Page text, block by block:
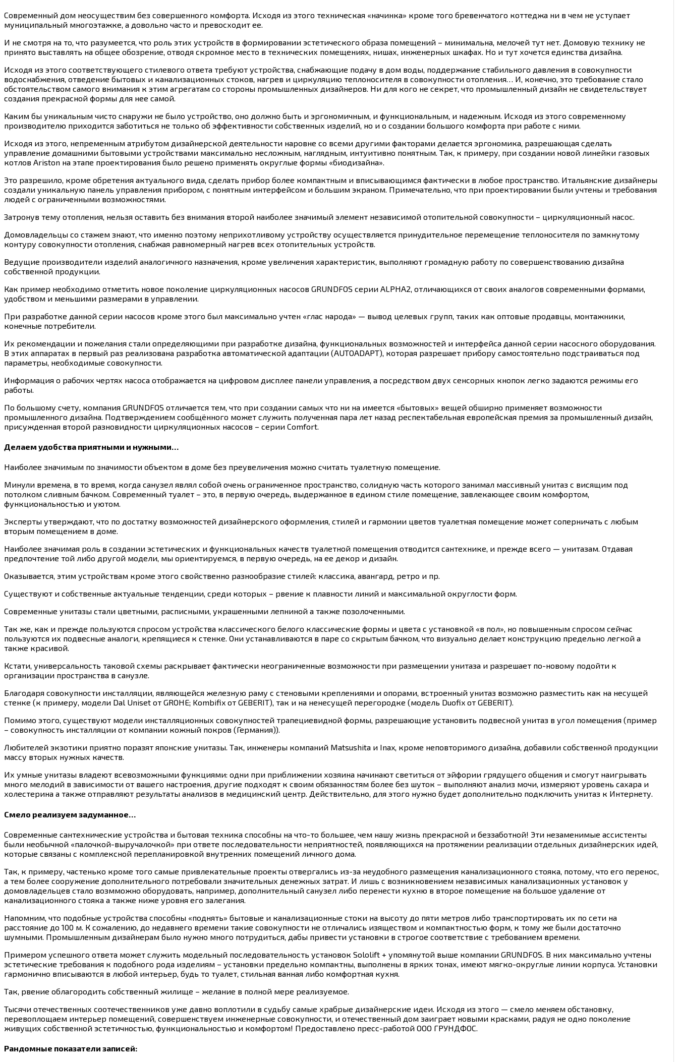
Современный дом неосуществим без совершенного комфорта. Исходя из этого техническая «начинка» кроме того бревенчатого коттеджа ни в чем не уступает
муниципальный многоэтажке, а довольно часто и превосходит ее.
И не смотря на то, что разумеется, что роль этих устройств в формировании эстетического образа помещений – минимальна, мелочей тут нет. Домовую технику не
принято выставлять на общее обозрение, отводя скромное место в технических помещениях, нишах, инженерных шкафах. Но и тут хочется единства дизайна.
Исходя из этого соответствующего стилевого ответа требуют устройства, снабжающие подачу в дом воды, поддержание стабильного давления в совокупности
водоснабжения, отведение бытовых и канализационных стоков, нагрев и циркуляцию теплоносителя в совокупности отопления… И, конечно, это требование стало
обстоятельством самого внимания к этим агрегатам со стороны промышленных дизайнеров. Ни для кого не секрет, что промышленный дизайн не свидетельствует
создания прекрасной формы для нее самой.
Каким бы уникальным чисто снаружи не было устройство, оно должно быть и эргономичным, и функциональным, и надежным. Исходя из этого современному
производителю приходится заботиться не только об эффективности собственных изделий, но и о создании большого комфорта при работе с ними.
Исходя из этого, непременным атрибутом дизайнерской деятельности наровне со всеми другими факторами делается эргономика, разрешающая сделать
управление домашними бытовыми устройствами максимально несложным, наглядным, интуитивно понятным. Так, к примеру, при создании новой линейки газовых
котлов Ariston на этапе проектирования было решено применять округлые формы «биодизайна».
Это разрешило, кроме обретения актуального вида, сделать прибор более компактным и вписывающимся фактически в любое пространство. Итальянские дизайнеры
создали уникальную панель управления прибором, с понятным интерфейсом и большим экраном. Примечательно, что при проектировании были учтены и требования
людей с ограниченными возможностями.
Затронув тему отопления, нельзя оставить без внимания второй наиболее значимый элемент независимой отопительной совокупности – циркуляционный насос.
Домовладельцы со стажем знают, что именно поэтому неприхотливому устройству осуществляется принудительное перемещение теплоносителя по замкнутому
контуру совокупности отопления, снабжая равномерный нагрев всех отопительных устройств.
Ведущие производители изделий аналогичного назначения, кроме увеличения характеристик, выполняют громадную работу по совершенствованию дизайна
собственной продукции.
Как пример необходимо отметить новое поколение циркуляционных насосов GRUNDFOS серии ALPHA2, отличающихся от своих аналогов современными формами,
удобством и меньшими размерами в управлении.
При разработке данной серии насосов кроме этого был максимально учтен «глас народа» — вывод целевых групп, таких как оптовые продавцы, монтажники,
конечные потребители.
Их рекомендации и пожелания стали определяющими при разработке дизайна, функциональных возможностей и интерфейса данной серии насосного оборудования.
В этих аппаратах в первый раз реализована разработка автоматической адаптации (AUTOADAPT), которая разрешает прибору самостоятельно подстраиваться под
параметры, необходимые совокупности.
Информация о рабочих чертях насоса отображается на цифровом дисплее панели управления, а посредством двух сенсорных кнопок легко задаются режимы его
работы.
По большому счету, компания GRUNDFOS отличается тем, что при создании самых что ни на имеется «бытовых» вещей обширно применяет возможности
промышленного дизайна. Подтверждением сообщённого может служить полученная пара лет назад респектабельная европейская премия за промышленный дизайн,
присужденная второй разновидности циркуляционных насосов – серии Comfort.
Делаем удобства приятными и нужными…
Наиболее значимым по значимости объектом в доме без преувеличения можно считать туалетную помещение.
Минули времена, в то время, когда санузел являл собой очень ограниченное пространство, солидную часть которого занимал массивный унитаз с висящим под
потолком сливным бачком. Современный туалет – это, в первую очередь, выдержанное в едином стиле помещение, завлекающее своим комфортом,
функциональностью и уютом.
Эксперты утверждают, что по достатку возможностей дизайнерского оформления, стилей и гармонии цветов туалетная помещение может соперничать с любым
вторым помещением в доме.
Наиболее значимая роль в создании эстетических и функциональных качеств туалетной помещения отводится сантехнике, и прежде всего — унитазам. Отдавая
предпочтение той либо другой модели, мы ориентируемся, в первую очередь, на ее декор и дизайн.
Оказывается, этим устройствам кроме этого свойственно разнообразие стилей: классика, авангард, ретро и пр.
Существуют и собственные актуальные тенденции, среди которых – рвение к плавности линий и максимальной округлости форм.
Современные унитазы стали цветными, расписными, украшенными лепниной а также позолоченными.
Так же, как и прежде пользуются спросом устройства классического белого классические формы и цвета с установкой «в пол», но повышенным спросом сейчас
пользуются их подвесные аналоги, крепящиеся к стенке. Они устанавливаются в паре со скрытым бачком, что визуально делает конструкцию предельно легкой а
также красивой.
Кстати, универсальность таковой схемы раскрывает фактически неограниченные возможности при размещении унитаза и разрешает по-новому подойти к
организации пространства в санузле.
Благодаря совокупности инсталляции, являющейся железную раму с стеновыми креплениями и опорами, встроенный унитаз возможно разместить как на несущей
стенке (к примеру, модели Dal Uniset от GROHE; Kombifix от GEBERIT), так и на ненесущей перегородке (модель Duofix от GEBERIT).
Помимо этого, существуют модели инсталляционных совокупностей трапециевидной формы, разрешающие установить подвесной унитаз в угол помещения (пример
– совокупность инсталляции от компании кожный покров (Германия)).
Любителей экзотики приятно поразят японские унитазы. Так, инженеры компаний Matsushita и Inax, кроме неповторимого дизайна, добавили собственной продукции
массу вторых нужных качеств.
Их умные унитазы владеют всевозможными функциями: одни при приближении хозяина начинают светиться от эйфории грядущего общения и смогут наигрывать
много мелодий в зависимости от вашего настроения, другие подходят к своим обязанностям более без шуток – выполняют анализ мочи, измеряют уровень сахара и
холестерина а также отправляют результаты анализов в медицинский центр. Действительно, для этого нужно будет дополнительно подключить унитаз к Интернету.
Смело реализуем задуманное…
Современные сантехнические устройства и бытовая техника способны на что-то большее, чем нашу жизнь прекрасной и беззаботной! Эти незаменимые ассистенты
были необычной «палочкой-выручалочкой» при ответе последовательности неприятностей, появляющихся на протяжении реализации отдельных дизайнерских идей,
которые связаны с комплексной перепланировкой внутренних помещений личного дома.
Так, к примеру, частенько кроме того самые привлекательные проекты отвергались из-за неудобного размещения канализационного стояка, потому, что его перенос,
а тем более сооружение дополнительного потребовали значительных денежных затрат. И лишь с возникновением независимых канализационных установок у
домовладельцев стало возмможно оборудовать, например, дополнительный санузел либо перенести кухню в второе помещение на большое удаление от
канализационного стояка а также ниже уровня его залегания.
Напомним, что подобные устройства способны «поднять» бытовые и канализационные стоки на высоту до пяти метров либо транспортировать их по сети на
расстояние до 100 м. К сожалению, до недавнего времени такие совокупности не отличались изяществом и компактностью форм, к тому же были достаточно
шумными. Промышленным дизайнерам было нужно много потрудиться, дабы привести установки в строгое соответствие с требованием времени.
Примером успешного ответа может служить модельный последовательность установок Sololift + упомянутой выше компании GRUNDFOS. В них максимально учтены
эстетические требования к подобного рода изделиям – установки предельно компактны, выполнены в ярких тонах, имеют мягко-округлые линии корпуса. Установки
гармонично вписываются в любой интерьер, будь то туалет, стильная ванная либо комфортная кухня.
Так, рвение облагородить собственный жилище – желание в полной мере реализуемое.
Тысячи отечественных соотечественников уже давно воплотили в судьбу самые храбрые дизайнерские идеи. Исходя из этого — смело меняем обстановку,
перевоплощаем интерьер помещений, совершенствуем инженерные совокупности, и отечественный дом заиграет новыми красками, радуя не одно поколение
живущих собственной эстетичностью, функциональностью и комфортом! Предоставлено пресс-работой ООО ГРУНДФОС.
Рандомные показатели записей: